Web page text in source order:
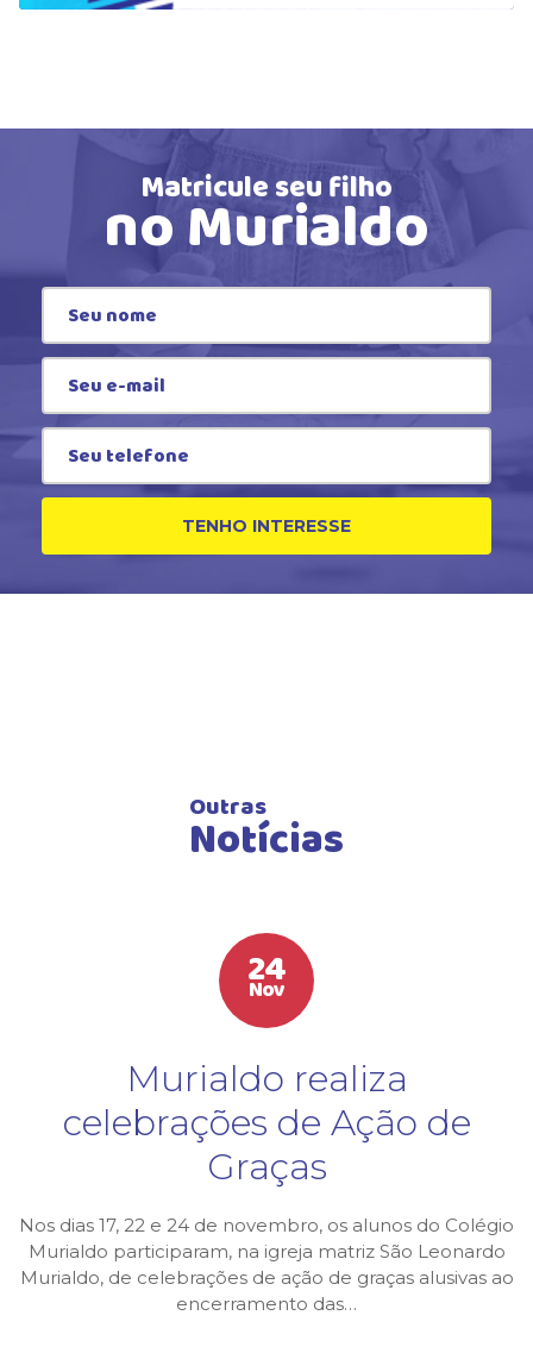
Matricule seu filho
no Murialdo
TENHO INTERESSE
Outras
Notícias
24
Nov
Murialdo realiza
celebrações de Ação de
Graças
Nos dias 17, 22 e 24 de novembro, os alunos do Colégio
Murialdo participaram, na igreja matriz São Leonardo
Murialdo, de celebrações de ação de graças alusivas ao
encerramento das…